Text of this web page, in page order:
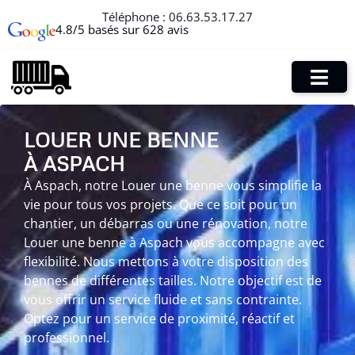
Téléphone : 06.63.53.17.27
4.8/5 basés sur 628 avis
LOUER UNE BENNE
À ASPACH
À Aspach, notre Louer une benne vous simplifie la
vie pour tous vos projets. Que ce soit pour un
chantier, un débarras ou une rénovation, notre
Louer une benne à Aspach vous accompagne avec
flexibilité. Nous mettons à votre disposition des
bennes de différentes tailles. Notre objectif est de
vous offrir un service fluide et sans contrainte.
Optez pour un service de proximité, réactif et
professionnel.